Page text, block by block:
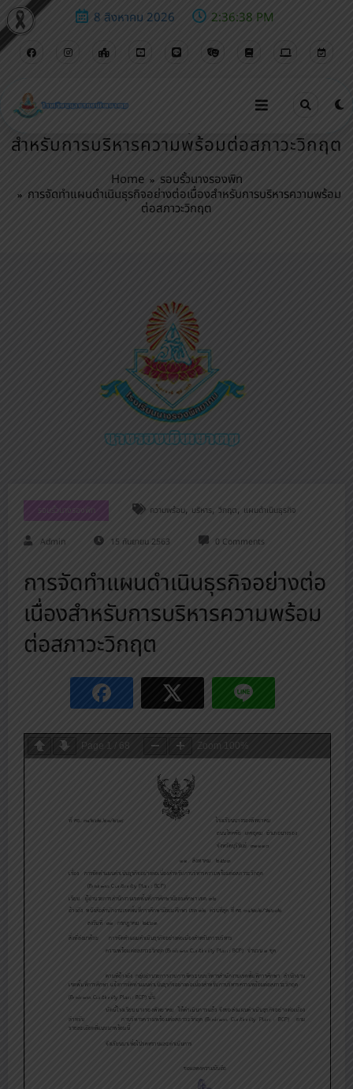
8 สิงหาคม 2026 2:36:39 PM
การจัดทำแผนดำเนินธุรกิจอย่างต่อเนื่อง
สำหรับการบริหารความพร้อมต่อสภาวะวิกฤต
Home
รอบรั้วนางรองพิท
การจัดทำแผนดำเนินธุรกิจอย่างต่อเนื่องสำหรับการบริหารความพร้อม
ต่อสภาวะวิกฤต
รอบรั้วนางรองพิท ความพร้อม, บริหาร, วิกฤต, แผนดำเนินธุรกิจ
Admin 15 กันยายน 2563 0 Comments
การจัดทำแผนดำเนินธุรกิจอย่างต่อ
เนื่องสำหรับการบริหารความพร้อม
ต่อสภาวะวิกฤต
Page 1 / 68 Zoom 100%